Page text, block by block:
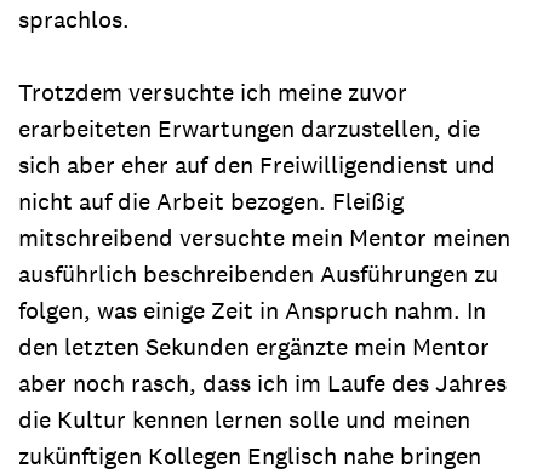
sprachlos.
Trotzdem versuchte ich meine zuvor
erarbeiteten Erwartungen darzustellen, die
sich aber eher auf den Freiwilligendienst und
nicht auf die Arbeit bezogen. Fleißig
mitschreibend versuchte mein Mentor meinen
ausführlich beschreibenden Ausführungen zu
folgen, was einige Zeit in Anspruch nahm. In
den letzten Sekunden ergänzte mein Mentor
aber noch rasch, dass ich im Laufe des Jahres
die Kultur kennen lernen solle und meinen
zukünftigen Kollegen Englisch nahe bringen